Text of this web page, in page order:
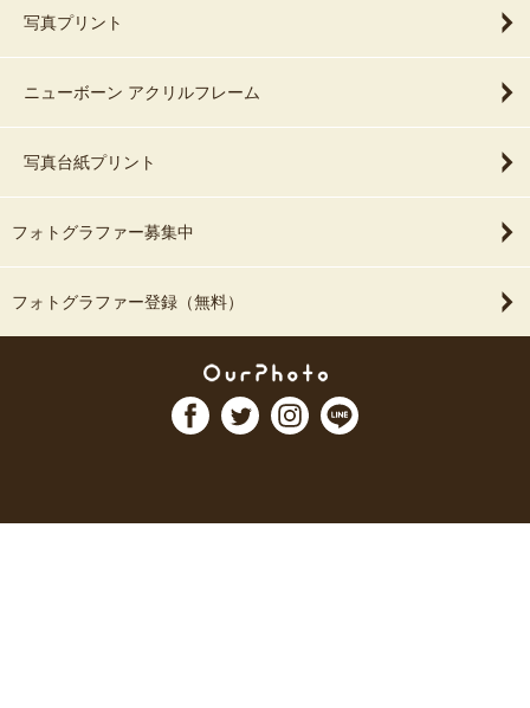
写真プリント
ニューボーン アクリルフレーム
写真台紙プリント
フォトグラファー募集中
フォトグラファー登録（無料）